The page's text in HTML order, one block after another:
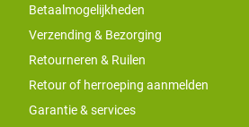
Betaalmogelijkheden
Verzending & Bezorging
Retourneren & Ruilen
Retour of herroeping aanmelden
Garantie & services